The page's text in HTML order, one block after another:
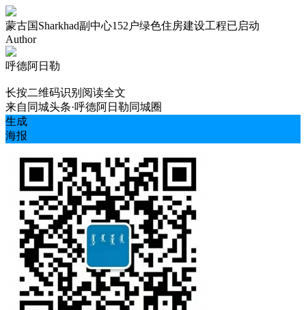
蒙古国Sharkhad副中心152户绿色住房建设工程已启动
Author
呼德阿日勒
长按二维码识别阅读全文
来自 同城头条·呼德阿日勒同城圈
生成
海报